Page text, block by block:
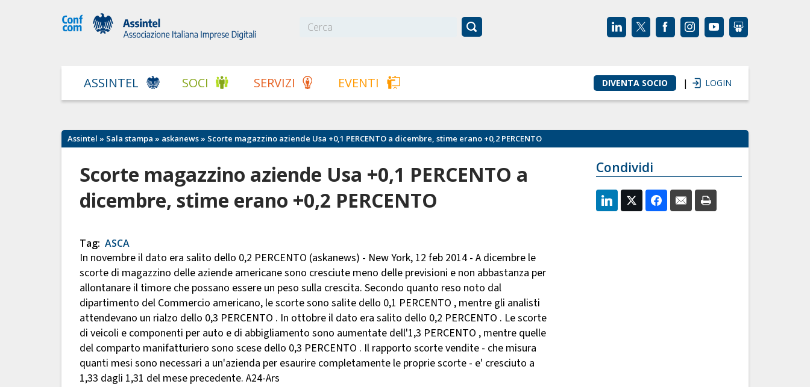
ASSINTEL SOCI SERVIZI EVENTI DIVENTA SOCIO | LOGIN
Assintel » Sala stampa » askanews » Scorte magazzino aziende Usa +0,1 PERCENTO a dicembre, stime erano +0,2 PERCENTO
Scorte magazzino aziende Usa +0,1 PERCENTO a
dicembre, stime erano +0,2 PERCENTO
Tag: ASCA
In novembre il dato era salito dello 0,2 PERCENTO (askanews) - New York, 12 feb 2014 - A dicembre le
scorte di magazzino delle aziende americane sono cresciute meno delle previsioni e non abbastanza per
allontanare il timore che possano essere un peso sulla crescita. Secondo quanto reso noto dal
dipartimento del Commercio americano, le scorte sono salite dello 0,1 PERCENTO , mentre gli analisti
attendevano un rialzo dello 0,3 PERCENTO . In ottobre il dato era salito dello 0,2 PERCENTO . Le scorte
di veicoli e componenti per auto e di abbigliamento sono aumentate dell'1,3 PERCENTO , mentre quelle
del comparto manifatturiero sono scese dello 0,3 PERCENTO . Il rapporto scorte vendite - che misura
quanti mesi sono necessari a un'azienda per esaurire completamente le proprie scorte - e' cresciuto a
1,33 dagli 1,31 del mese precedente. A24-Ars
Condividi